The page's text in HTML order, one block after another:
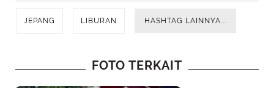
JEPANG LIBURAN HASHTAG LAINNYA...
FOTO TERKAIT